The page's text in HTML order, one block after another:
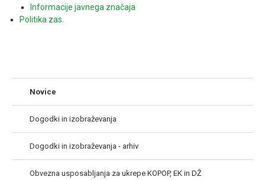
Informacije javnega značaja
Politika zas.
Novice
Dogodki in izobraževanja
Dogodki in izobraževanja - arhiv
Obvezna usposabljanja za ukrepe KOPOP, EK in DŽ